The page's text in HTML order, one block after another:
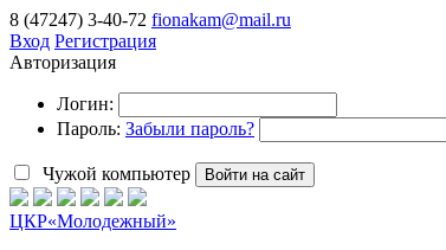
8 (47247) 3-40-72 fionakam@mail.ru
Вход Регистрация
Авторизация
Логин:
Пароль: Забыли пароль?
Чужой компьютер Войти на сайт
ЦКР«Молодежный»